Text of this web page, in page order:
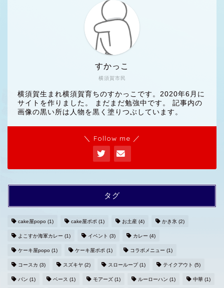
横須賀市民
すかっこ
横須賀生まれ横須賀育ちのすかっこです。2020年6月に
サイトを作りました。 まだまだ勉強中です。 記事内の
画像の黒い所は人物を黒く塗りつぶしています。
＼ Follow me ／
タグ
cake屋popo (1) cake屋ポポ (1) お土産 (4) かき氷 (2)
よこすか海軍カレー (1) イベント (3) カレー (4)
ケーキ屋popo (1) ケーキ屋ポポ (1) コラボメニュー (1)
コースカ (3) スズキヤ (2) スローループ(1) テイクアウト (5)
パン (1) ベース (1) モアーズ (1) ルーローハン (1) 中華 (1)
ホームへ
プライバシーポリシー